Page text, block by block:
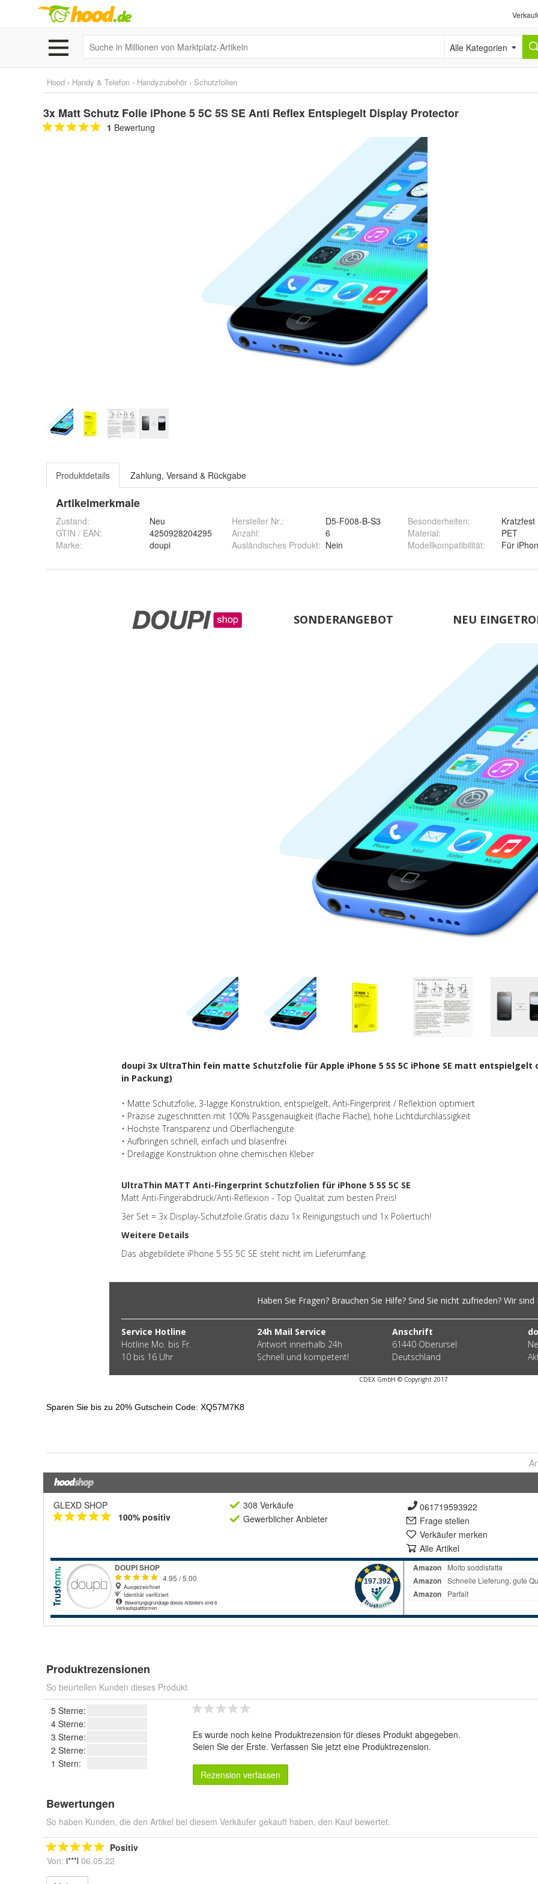
Alle Kategorien
Hood › Handy & Telefon › Handyzubehör › Schutzfolien
3x Matt Schutz Folie iPhone 5 5C 5S SE Anti Reflex Entspiegelt Display Protector
1 Bewertung
Produktdetails Zahlung, Versand & Rückgabe
Artikelmerkmale
Zustand:
Neu
GTIN / EAN:
4250928204295
Marke:
doupi
Hersteller Nr.:
D5-F008-B-S3
Anzahl:
6
Ausländisches Produkt: Nein
Besonderheiten:
Kratzfest
Material:
PET
Modellkompatibilität: Für
GLEXD SHOP
100% positiv
308 Verkäufe
Gewerblicher Anbieter
061719593922
Frage stellen
Verkäufer merken
Alle Artikel
Produktrezensionen
So beurteilen Kunden dieses Produkt.
5 Sterne:
4 Sterne:
3 Sterne:
2 Sterne:
1 Stern:
Es wurde noch keine Produktrezension für dieses Produkt abgegeben.
Seien Sie der Erste. Verfassen Sie jetzt eine Produktrezension.
Rezension verfassen
Bewertungen
So haben Kunden, die den Artikel bei diesem Verkäufer gekauft haben, den Kauf bewertet.
Positiv
Von: i***l 06.05.22